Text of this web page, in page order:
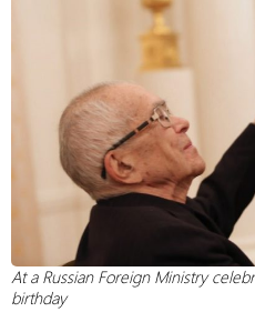
At a Russian Foreign Ministry
birthday